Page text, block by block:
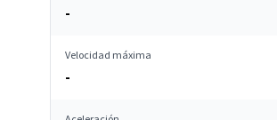
-
Velocidad máxima
-